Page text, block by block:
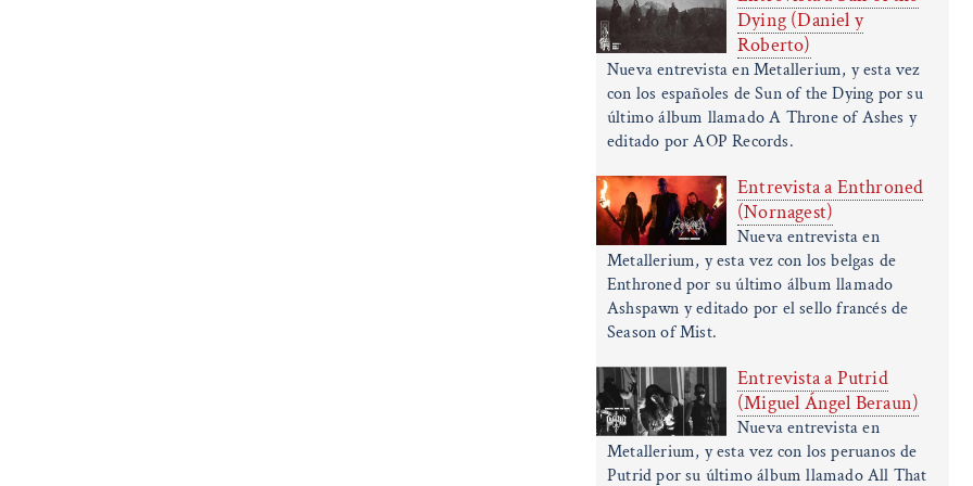
Dying (Daniel y
Roberto)
Nueva entrevista en Metallerium, y esta vez
con los españoles de Sun of the Dying por su
último álbum llamado A Throne of Ashes y
editado por AOP Records.
Entrevista a Enthroned
(Nornagest)
Nueva entrevista en
Metallerium, y esta vez con los belgas de
Enthroned por su último álbum llamado
Ashspawn y editado por el sello francés de
Season of Mist.
Entrevista a Putrid
(Miguel Ángel Beraun)
Nueva entrevista en
Metallerium, y esta vez con los peruanos de
Putrid por su último álbum llamado All That